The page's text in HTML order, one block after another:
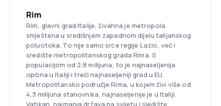
Rim
Rim, glavni grad Italije, živahna je metropola
smještena u središnjem zapadnom dijelu talijanskog
poluotoka. To nije samo srce regije Lazio, već i
središte metropolitanskog grada Rima. S
populacijom od 2,8 milijuna, to je najnaseljenija
općina u Italiji i treći najnaseljeniji grad u EU.
Metropolitansko područje Rima, u kojem živi više od
4,3 milijuna stanovnika, najnaseljenije je u Italiji.
Vatikan, najmanja država na svijetu i sjedište